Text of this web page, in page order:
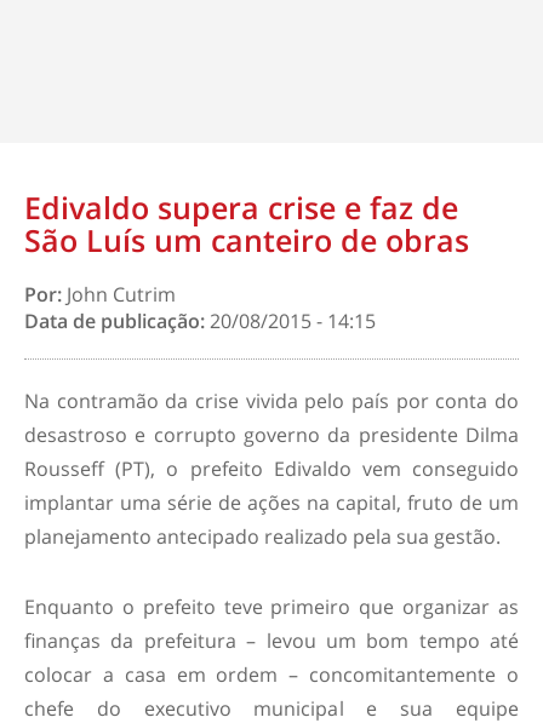
Edivaldo supera crise e faz de
São Luís um canteiro de obras
Por: John Cutrim
Data de publicação:20/08/2015 - 14:15
Na contramão da crise vivida pelo país por conta do
desastroso e corrupto governo da presidente Dilma
Rousseff (PT), o prefeito Edivaldo vem conseguido
implantar uma série de ações na capital, fruto de um
planejamento antecipado realizado pela sua gestão.
Enquanto o prefeito teve primeiro que organizar as
finanças da prefeitura – levou um bom tempo até
colocar a casa em ordem – concomitantemente o
chefe do executivo municipal e sua equipe